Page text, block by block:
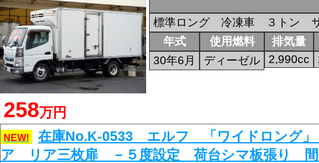
258万円
標準ロング 冷凍車 ３トン
年式
30年6月
使用燃料
ディーゼル
排気量
2,990cc
NEW!
在庫No.K-0533 エルフ 「ワイドロング
ア リア三枚扉 －５度設定 荷台シマ板張り